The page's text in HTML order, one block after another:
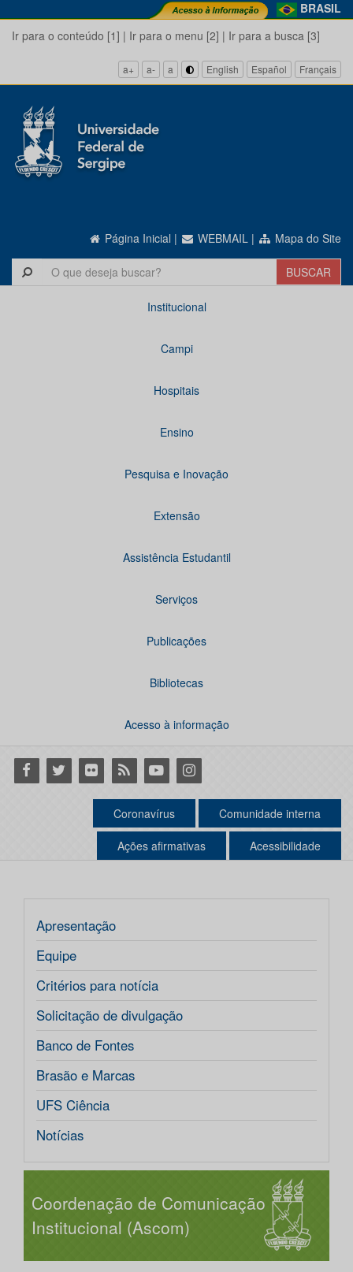
BRASIL
Ir para o conteúdo [1] | Ir para o menu [2] | Ir para a busca [3]
a+ a- a English Español Français
Página Inicial | WEBMAIL | Mapa do Site
Institucional
Campi
Hospitais
Ensino
Pesquisa e Inovação
Extensão
Assistência Estudantil
Serviços
Publicações
Bibliotecas
Acesso à informação
Facebook
Twitter Flickr RSS YoutubeInstagram
Coronavírus Comunidade interna
Ações afirmativas Acessibilidade
Apresentação
Equipe
Critérios para notícia
Solicitação de divulgação
Banco de Fontes
Brasão e Marcas
UFS Ciência
Notícias
Coordenação de Comunicação
Institucional (Ascom)